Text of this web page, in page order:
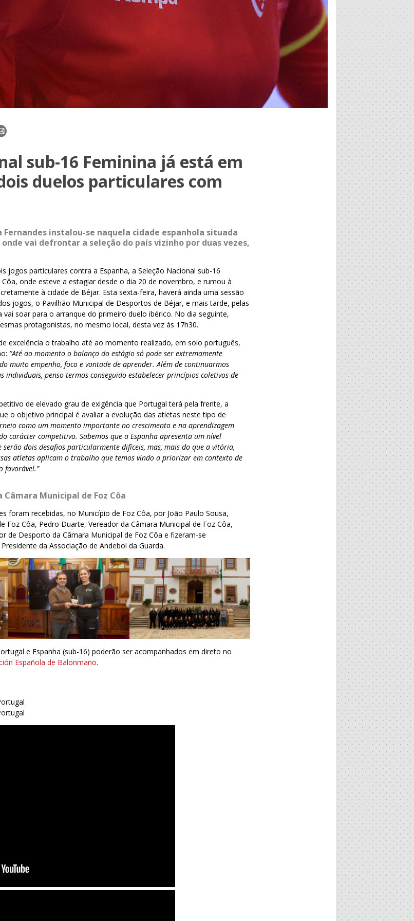
sub-16 Feminina já está em
duelos particulares com
instalou-se naquela cidade espanhola situada
vai defrontar a seleção do país vizinho por duas vezes,
jogos particulares contra a Espanha, a Seleção Nacional sub-16
onde esteve a estagiar desde o dia 20 de novembro, e rumou à
à cidade de Béjar. Esta sexta-feira, haverá ainda uma sessão
jogos, o Pavilhão Municipal de Desportos de Béjar, e mais tarde, pelas
vai soar para o arranque do primeiro duelo ibérico. No dia seguinte,
protagonistas, no mesmo local, desta vez às 17h30.
excelência o trabalho até ao momento realizado, em solo português,
“Até ao momento o balanço do estágio só pode ser extremamente
muito empenho, foco e vontade de aprender. Além de continuarmos
individuais, penso termos conseguido estabelecer princípios coletivos de
de elevado grau de exigência que Portugal terá pela frente, a
o objetivo principal é avaliar a evolução das atletas neste tipo de
como um momento importante no crescimento e na aprendizagem
carácter competitivo. Sabemos que a Espanha apresenta um nível
dois desafios particularmente difíceis, mas, mais do que a vitória,
atletas aplicam o trabalho que temos vindo a priorizarem contexto de
favorável.”
Câmara Municipal de Foz Côa
foram recebidas, no Município de Foz Côa, por João Paulo Sousa,
Foz Côa, Pedro Duarte, Vereador da Câmara Municipal de Foz Côa,
de Desporto da Câmara Municipal de Foz Côa e fizeram-se
da Associação de Andebol da Guarda.
e Espanha (sub-16) poderão ser acompanhados em direto no
Española de Balonmano.